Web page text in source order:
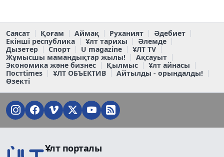
Саясат Қоғам Аймақ Руханият
Әдебиет
Екінші республика
Ұлт тарихы
Әлемде
Дызетер
Спорт U magazine
ҰЛТ TV
Жұмысшы мамандықтар жылы!
Ақсауыт
Экономика және бизнес
Қылмыс
Ұлт айнасы
Постtimes
ҰЛТ ОБЪЕКТИВ
Айтылды - орындалды!
Өзекті
Ұлт порталы